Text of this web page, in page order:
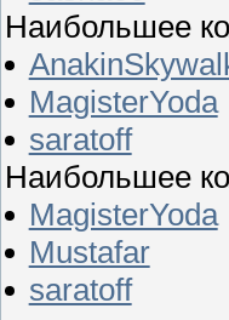
Наибольшее
MagisterYoda
saratoff
Наибольшее
MagisterYoda
Mustafar
saratoff